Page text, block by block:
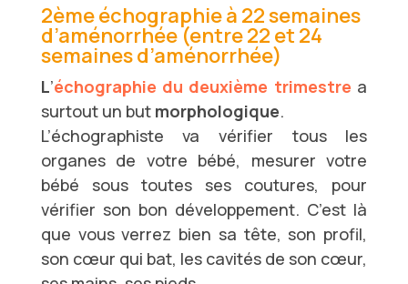
2ème échographie à 22 semaines
d’aménorrhée (entre 22 et 24
semaines d’aménorrhée)
L’échographie du deuxième trimestre a
surtout un but morphologique.
L’échographiste va vérifier tous les
organes de votre bébé, mesurer votre
bébé sous toutes ses coutures, pour
vérifier son bon développement. C’est là
que vous verrez bien sa tête, son profil,
son cœur qui bat, les cavités de son cœur,